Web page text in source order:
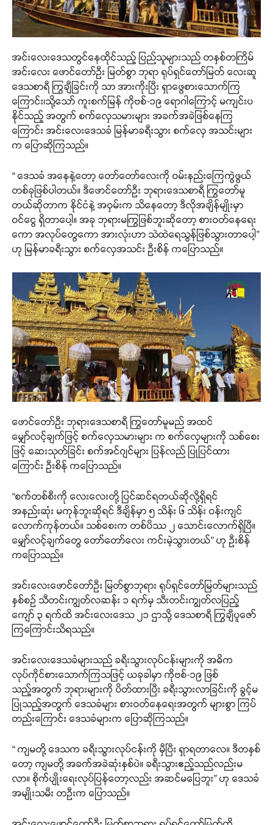
အင်းလေးဒေသတွင်နေထိုင်သည့် ပြည်သူများသည် တနှစ်တကြိမ်
အင်းလေး ဖောင်တော်ဦး မြတ်စွာ ဘုရာ ရုပ်ရှင်တော်မြတ် လေးဆူ
ဒေသစာရီ ကြွချီခြင်းကို သာ အားကိုးပြီး ရှာဖွေစားသောက်ကြ
ကြောင်း၊သို့သော် ကူးစက်မြန် ကိုဗစ်-၁၉ ရောဂါကြောင့် မကျင်းပ
နိုင်သည့် အတွက် စက်လှေသမားများ အခက်အခဲဖြစ်နေကြ
ကြောင်း အင်းလေးဒေသခံ မြန်မာခရီးသွား စက်လှေ အသင်းများ
က ပြောဆိုကြသည်။
“ ဒေသခံ အနေနဲ့တော့ တော်တော်လေးကို ဝမ်းနည်းကြေကွဲဖွယ်
တစ်ခုဖြစ်ပါတယ်။ ဒီဖောင်တော်ဦး ဘုရားဒေသစာရီ ကြွတော်မူ
တယ်ဆိုတာက နိုင်ငံနဲ့ အဝှမ်းက သိနေတော့ ဒီလိုအချိန်မျိုးမှာ
ဝင်ငွေ ရှိတာပေါ့။ အခု ဘုရားမကြွဖြစ်ဘူးဆိုတော့ စားဝတ်နေရေး
ကော အလုပ်တွေကော အားလုံးဟာ သဲထဲရေသွန်ဖြစ်သွားတာပေါ့”
ဟု မြန်မာခရီးသွား စက်လှေအသင်း ဦးစိန် ကပြောသည်။
ဖောင်တော်ဦး ဘုရားဒေသစာရီ ကြွတော်မူမည် အထင်
မျှော်လင့်ချက်ဖြင့် စက်လှေသမားများ က စက်လှေများကို သစ်စေး
ဖြင့် ဆေးသုတ်ခြင်း စက်အင်ဂျင်များ ပြန်လည် ပြုပြင်ထား
ကြောင်း ဦးစိန် ကပြောသည်။
“စက်တစ်စီးကို လေးလေးတို့ ပြင်ဆင်ရတယ်ဆိုလို့ရှိရင်
အနည်းဆုံး မကုန်ဘူးဆိုရင် ဒီချိန်မှာ ၅ သိန်း ၆ သိန်း ဝန်းကျင်
လောက်ကုန်တယ်။ သစ်စေးက တစ်ပိဿ ၂ သောင်းလောက်ရှိပြီ။
မျှော်လင့်ချက်တွေ တော်တော်လေး ကင်းမဲ့သွားတယ်” ဟု ဦးစိန်
ကပြောသည်။
အင်းလေးဖောင်တော်ဦး မြတ်စွာဘုရား ရုပ်ရှင်တော်မြတ်များသည်
နှစ်စဉ် သီတင်းကျွတ်လဆန်း ၁ ရက်မှ သီးတင်းကျွတ်လပြည့်
ကျော် ၃ ရက်ထိ အင်းလေးဒေသ ၂၁ ဌာသို့ ဒေသစာရီ ကြွချီပူဇော်
ကြကြောင်းသိရသည်။
အင်းလေးဒေသခံများသည် ခရီးသွားလုပ်ငန်းများကို အဓိက
လုပ်ကိုင်စားသောက်ကြသဖြင့် ယခုခါမှာ ကိုဗစ်-၁၉ ဖြစ်
သည့်အတွက် ဘုရားများကို ပိတ်ထားပြီး ခရီးသွားလာခြင်းကို ခွင့်မ
ပြုသည့်အတွက် ဒေသခံများ စားဝတ်နေရေးအတွက် များစွာ ကြပ်
တည်းကြောင်း ဒေသခံများက ပြောဆိုကြသည်။
“ ကျမတို့ ဒေသက ခရီးသွားလုပ်ငန်းကို မှီပြီး ရှာရတာလေ။ ဒီတနှစ်
တော့ ကျမတို့ အခက်အခဲဆုံးနှစ်ပဲ။ ခရီးသွားဧည့်သည်လည်းမ
လာ။ စိုက်ပျိုးရေးလုပ်ပြန်တော့လည်း အဆင်မပြေဘူး” ဟု ဒေသခံ
အမျိုးသမီး တဦးက ပြောသည်။